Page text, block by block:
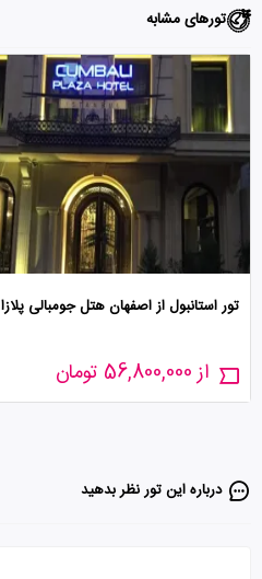
تورهای مشابه
تور استانبول از اصفهان هتل جومبالی پلازا
از 56,800,000 تومان
درباره این تور‌ نظر بدهید